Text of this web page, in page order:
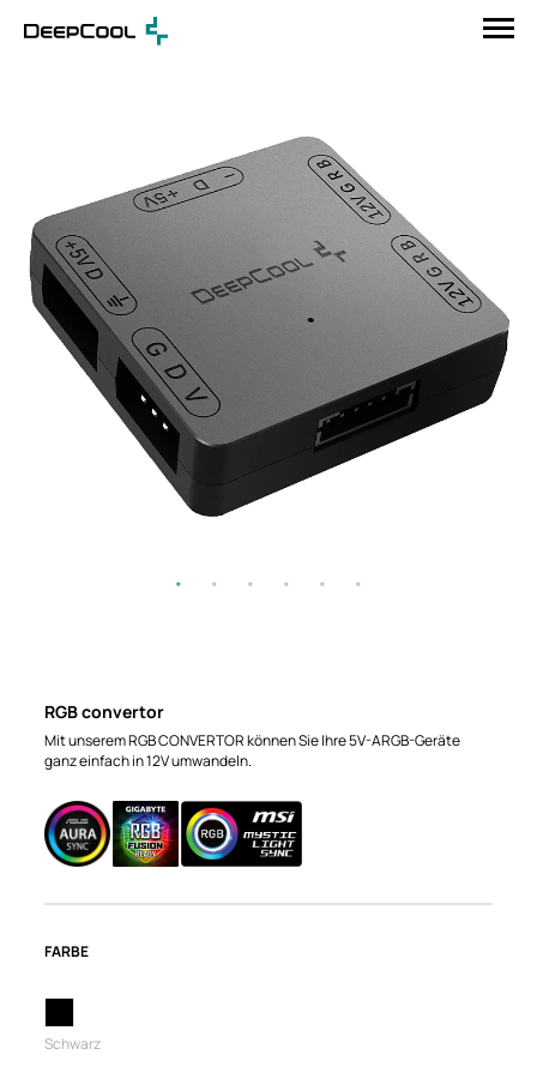
RGB convertor
Mit unserem RGB CONVERTOR können Sie Ihre 5V-ARGB-Geräte
ganz einfach in 12V umwandeln.
FARBE
Schwarz